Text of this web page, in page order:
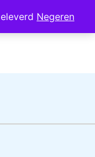
Negeren